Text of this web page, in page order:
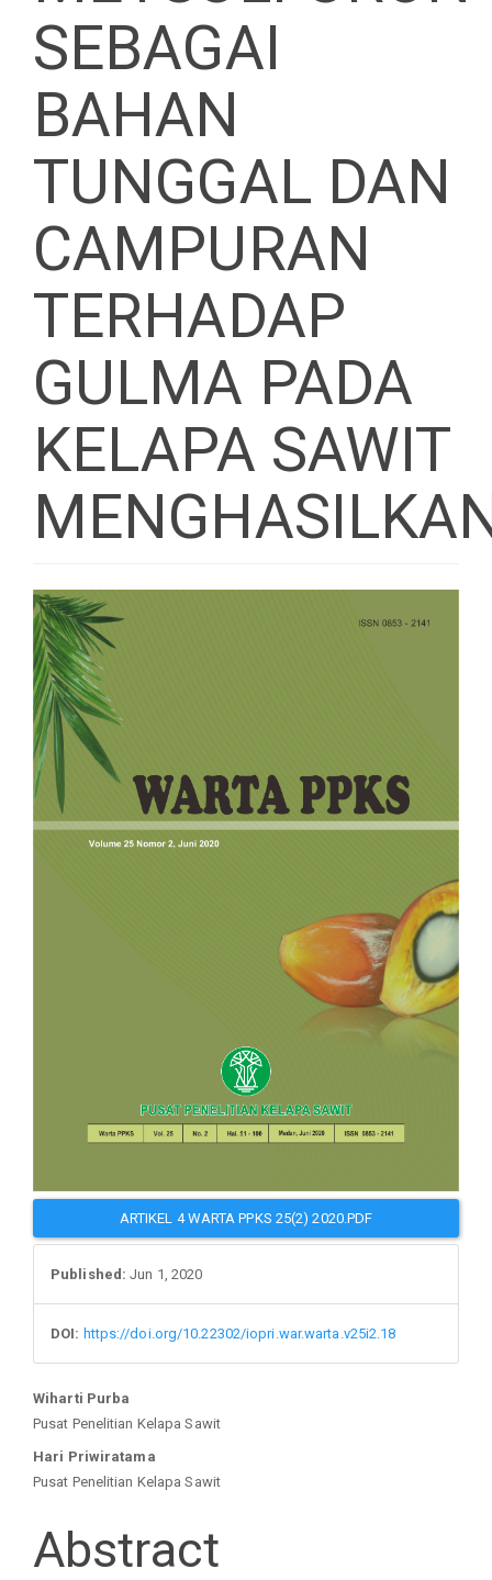
SEBAGAI
BAHAN
TUNGGAL DAN
CAMPURAN
TERHADAP
GULMA PADA
KELAPA SAWIT
Article
Sidebar
ARTIKEL 4 WARTA PPKS 25(2) 2020.PDF
Published: Jun 1, 2020
DOI: https://doi.org/10.22302/iopri.war.warta.v25i2.18
Main
Article
Content
Wiharti Purba
Pusat Penelitian Kelapa Sawit
Hari Priwiratama
Pusat Penelitian Kelapa Sawit
Abstract